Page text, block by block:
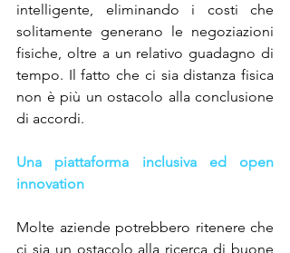
intelligente, eliminando i costi che
solitamente generano le negoziazioni
fisiche, oltre a un relativo guadagno di
tempo. Il fatto che ci sia distanza fisica
non è più un ostacolo alla conclusione
di accordi.
Una piattaforma inclusiva ed open
innovation
Molte aziende potrebbero ritenere che
ci sia un ostacolo alla ricerca di buone